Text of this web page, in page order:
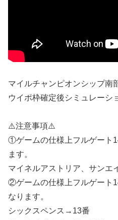
マイルチャンピオンシップ南
ウイポ枠確定後シミュレーシ
⚠️注意事項⚠️
①ゲームの仕様上フルゲート
ます。
マイネルアストリア、サンエ
②ゲームの仕様上フルゲート
なります。
シックスペンス→13番